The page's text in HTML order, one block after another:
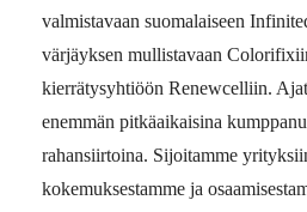
valmistavaan suomalaiseen
värjäyksen mullistavaan
kierrätysyhtiöön Renewcelliin.
enemmän pitkäaikaisina
rahansiirtoina. Sijoitamme
kokemuksestamme ja